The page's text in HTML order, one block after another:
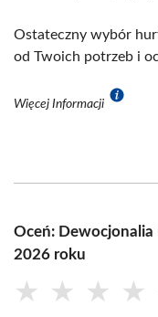
Ostateczny wybór
od Twoich potrzeb i
Więcej Informacji
Oceń: Dewocjonalia
2026 roku
★ ★ ★ ★